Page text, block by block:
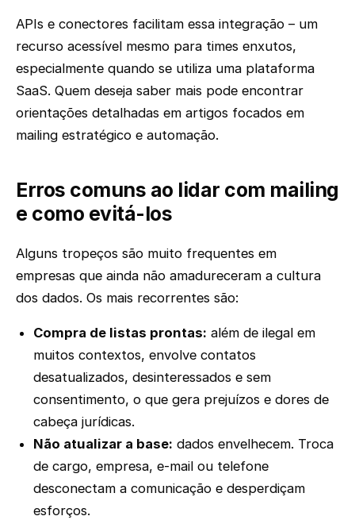
APIs e conectores facilitam essa integração – um
recurso acessível mesmo para times enxutos,
especialmente quando se utiliza uma plataforma
SaaS. Quem deseja saber mais pode encontrar
orientações detalhadas em artigos focados em
mailing estratégico e automação.
Erros comuns ao lidar com mailing
e como evitá-los
Alguns tropeços são muito frequentes em
empresas que ainda não amadureceram a cultura
dos dados. Os mais recorrentes são:
Compra de listas prontas: além de ilegal em
muitos contextos, envolve contatos
desatualizados, desinteressados e sem
consentimento, o que gera prejuízos e dores de
cabeça jurídicas.
Não atualizar a base: dados envelhecem. Troca
de cargo, empresa, e-mail ou telefone
desconectam a comunicação e desperdiçam
esforços.